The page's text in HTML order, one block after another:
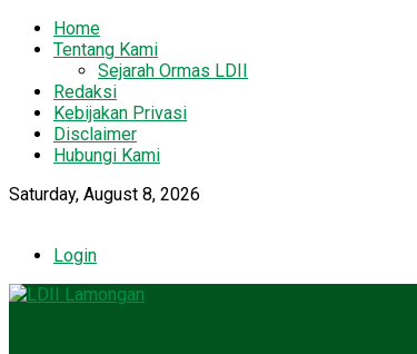
Home
Tentang Kami
Sejarah Ormas LDII
Redaksi
Kebijakan Privasi
Disclaimer
Hubungi Kami
Saturday, August 8, 2026
Login